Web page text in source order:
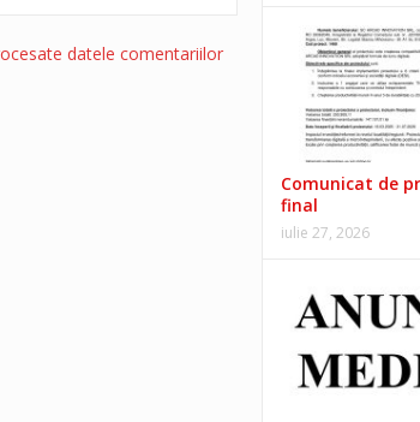
datele comentariilor
Comunicat de
final
iulie 27, 2026